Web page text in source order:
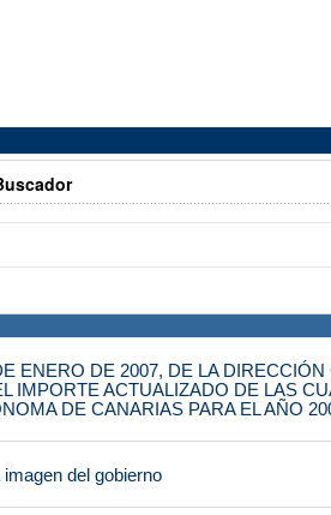
ENERO DE 2007, DE LA
IMPORTE ACTUALIZADO DE LAS
DE CANARIAS PARA EL AÑO
del gobierno